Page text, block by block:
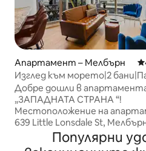
Апартамент – Мелбърн
Изглед към морето|2
на място, балкон, басейн
Добре дошли в
„ЗАПАДНАТА СТРАНА “!
Местоположение на
639 Little Lonsdale St,
ДВЕ) Магазин за взимане на
ул. „Спенсър“ № 3/200,
Популярни